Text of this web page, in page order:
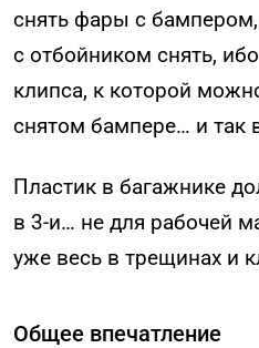
снять фары с
с отбойником снять,
клипса, к которой
снятом бампере… и так
Пластик в багажнике
в 3-и… не для рабочей
уже весь в трещинах и
Общее впечатление